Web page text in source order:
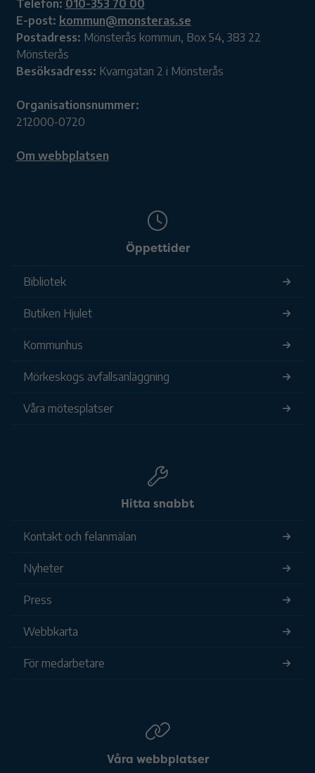
Telefon: 010-353 70 00
E-post: kommun@monsteras.se
Postadress: Mönsterås kommun, Box 54, 383 22
Mönsterås
Besöksadress: Kvarngatan 2 i Mönsterås
Organisationsnummer:
212000-0720
Om webbplatsen
Öppettider
Bibliotek
Butiken Hjulet
Kommunhus
Mörkeskogs avfallsanläggning
Våra mötesplatser
Hitta snabbt
Kontakt och felanmälan
Nyheter
Press
Webbkarta
För medarbetare
Våra webbplatser